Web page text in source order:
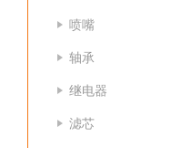
喷嘴
轴承
继电器
滤芯